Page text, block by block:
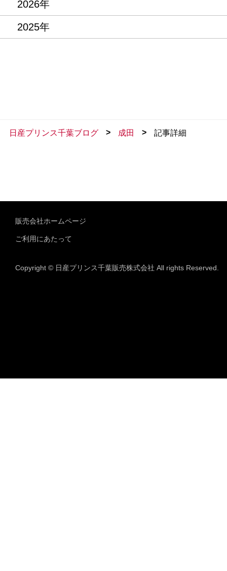
2026年
2025年
日産プリンス千葉ブログ > 成田 > 記事詳細
販売会社ホームページ
ご利用にあたって
Copyright © 日産プリンス千葉販売株式会社 All rights Reserved.